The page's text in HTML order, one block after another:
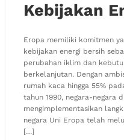
Kebijakan
Eropa memiliki komitmen
kebijakan energi bersih
perubahan iklim dan
berkelanjutan. Dengan
rumah kaca hingga 55%
tahun 1990, negara-negara
mengimplementasikan
negara Uni Eropa telah
[…]